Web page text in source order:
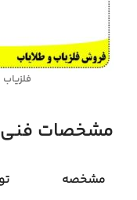
مشخصات فنی
مشخصه